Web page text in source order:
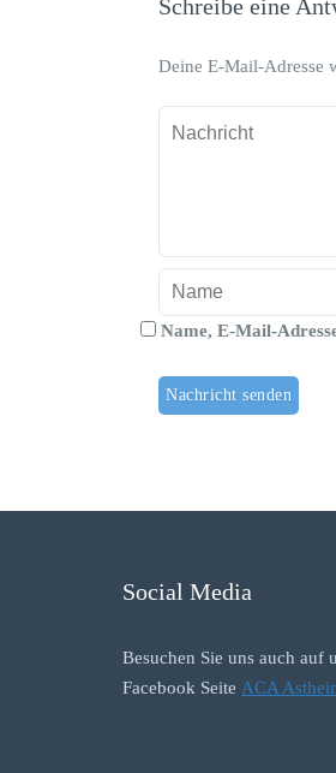
Schreibe eine
Deine E-Mail-Adresse
Name, E-Mail-
Social Media
Besuchen Sie uns auch auf
Facebook Seite ACA